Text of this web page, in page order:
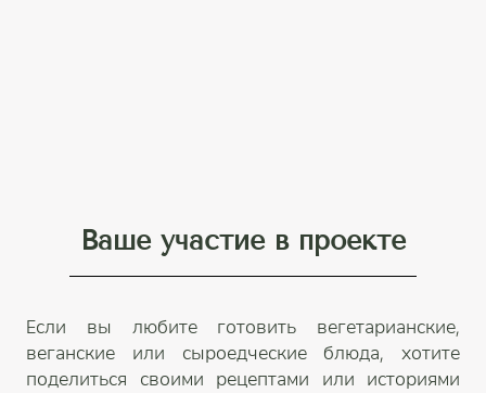
Ваше участие в проекте
Если вы любите готовить вегетарианские,
веганские или сыроедческие блюда, хотите
поделиться своими рецептами или историями